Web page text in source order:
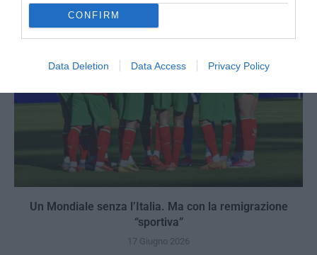
CONFIRM
Data Deletion Data Access Privacy Policy
Un Mondiale senza l’Italia. Ma con la remigrazione
“sportiva”
17 Giugno 2026